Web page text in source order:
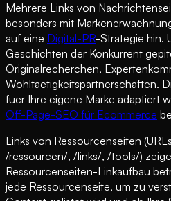
Mehrere Links von
besonders mit
auf eine Digital-PR-Strategie hin.
Geschichten der Konkurrent
Originalrecherchen,
Wohltaetigkeitspartnerschaften.
fuer Ihre eigene Marke adaptiert
Off-Page-SEO für Ecommerce
Links von Ressourcenseiten
/ressourcen/, /links/, /tools/)
Ressourcenseiten-Linkaufbau
jede Ressourcenseite, um zu